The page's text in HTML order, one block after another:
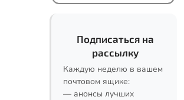
Подписаться на
рассылку
Каждую неделю в вашем
почтовом ящике:
— анонсы лучших